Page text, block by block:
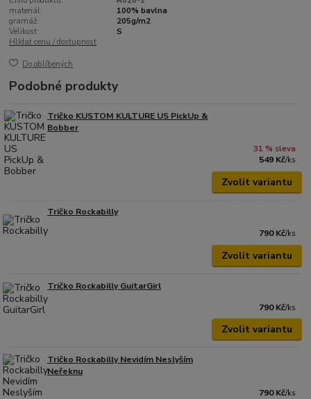
materiál:
100% bavlna
gramáž:
205g/m2
Velikost:
S
Hlídat cenu / dostupnost
Do oblíbených
Podobné produkty
Tričko KUSTOM KULTURE US PickUp &
Bobber
31 % sleva
549 Kč/ks
Zvolit variantu
Tričko Rockabilly
790 Kč/ks
Zvolit variantu
Tričko Rockabilly GuitarGirl
790 Kč/ks
Zvolit variantu
Tričko Rockabilly Nevidím Neslyším
Neřeknu
790 Kč/ks